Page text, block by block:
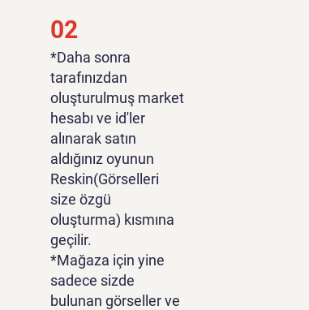
02
*Daha sonra
tarafınızdan
oluşturulmuş market
hesabı ve id'ler
alınarak satın
aldığınız oyunun
Reskin(Görselleri
size özgü
oluşturma) kısmına
geçilir.
*Mağaza için yine
sadece sizde
bulunan görseller ve